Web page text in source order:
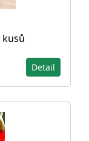
kusů
Detail